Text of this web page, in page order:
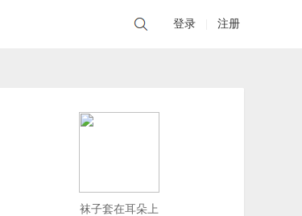
登录 注册
袜子套在耳朵上